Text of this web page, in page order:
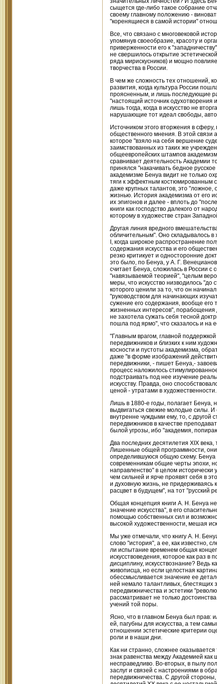
сыщется где-либо такое собрание
своему главному положению -
"коренящиеся в самой истории"
Все, что связано с многовековой
упомянув своеобразие, красоту и
приверженности его к
не свершилось открытие
ряда мирискусников) и мощно
творчества в России.
В чем же сложность тех отношений,
развития, когда культура России
проясненным, и лишь последующие
"настоящий источник одухотворения
лишь тогда, когда в искусство не
нарушающие тот идеал свободы,
Источником этого вторжения в
общественного мнения. В этой связи
которое "взяло на себя вершение
заимствованных из таких же
общеевропейских штампов
сравнивает деятельность Академии
принялся "накачивать бедное
академизме Бенуа видит не только
тяги к эффектным
даже крупных талантов, это "ложное,
жизнью. История академизма от его
их эпигонов и далее - вплоть до
книги как господство далекого от
которому в художестве стран
Другая линия вредного
обличительным". Оно складывалось
I, когда широкое распространение
содержания искусства и его
резко критикует и односторонние
это было, по Бенуа, у А. Г.
считает Бенуа, сложилась в России с
"навязываемой теорией", "целым
меры, что искусство низводилось "до
которого ценили за то, что он
"руководством для начинающих
сужение его содержания, вообще его
жизненных интересов", порабощения
не захотела сужать себя тесной
пошла под ярмо", что сказалось и на
"Главным врагом, главной
передвижников и близких к ним
косности и пустоты академизма,
даже "в форме изображений
передвижники, - пишет Бенуа,-
процесс наложилось
подстраивать под нее изучение
искусству. Правда, оно
ценой - утратами в художественности.
Лишь в 1880-е годы, полагает Бенуа,
выдвигаться свежие молодые силы. И
внутренне чуждыми ему, то, с другой
передвижников в качестве
былой угрозы, ибо "академия,
Два последних десятилетия XIX
Лишенные общей программности, они
определившуюся общую схему. Бенуа
современникам общие черты эпохи,
направленство" в целом исторически
чем сильней и ярче проявят себя в
и духовную жизнь, не придерживаясь
расцвет в будущем", на тот "русский
Общая концепция книги А. Н. Бенуа
значение искусства", в его
помощью собственных сил и
высокой художественности, мешая
Мы уже отмечали, что книгу А. Н.
слово "история", а ее, как известно,
ли испытание временем общая
искусствоведения, которое как раз
дисциплину, искусствознание? Ведь
живописца, но если целостная
обессмысливается значение ее
ней немало талантливых, блестящих
передвижничества и эстетики
рассматривает не только
учений той поры.
Ясно, что в главном Бенуа был прав:
ей, пагубны для искусства, а тем
отношении эстетические критерии
роли и в наши дни.
Как ни странно, сложнее
знак равенства между Академией
несправедливо. Во-вторых, в пылу
заслуг и связей с настроениями в
передвижничества. С другой